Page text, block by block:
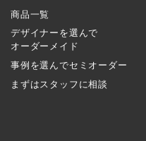
商品一覧
デザイナーを選んで
オーダーメイド
事例を選んでセミオーダー
まずはスタッフに相談